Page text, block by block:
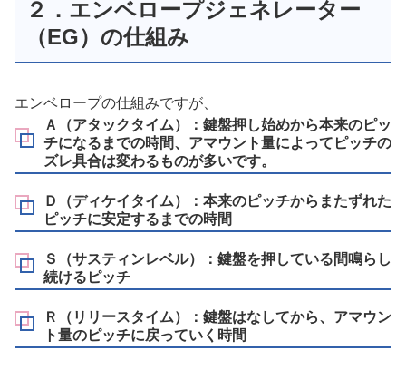
２．エンベロープジェネレーター
（EG）の仕組み
エンベロープの仕組みですが、
Ａ（アタックタイム）：鍵盤押し始めから本来のピッ
チになるまでの時間、アマウント量によってピッチの
ズレ具合は変わるものが多いです。
Ｄ（ディケイタイム）：本来のピッチからまたずれた
ピッチに安定するまでの時間
Ｓ（サスティンレベル）：鍵盤を押している間鳴らし
続けるピッチ
Ｒ（リリースタイム）：鍵盤はなしてから、アマウン
ト量のピッチに戻っていく時間